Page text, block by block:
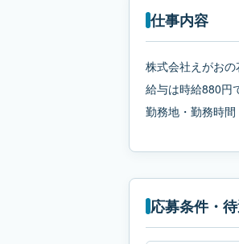
仕事内容
株式会社えがおの
給与は時給880円
勤務地・勤務時間
応募条件・